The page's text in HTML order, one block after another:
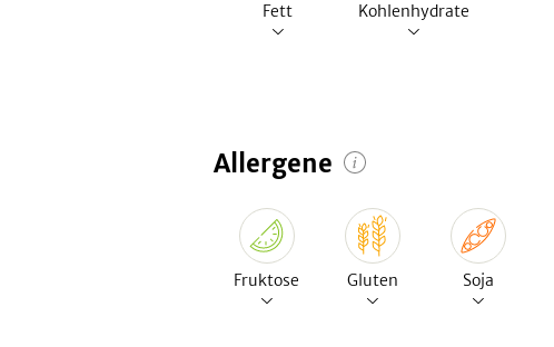
Fett Kohlenhydrate
Allergene
Fruktose Gluten Soja